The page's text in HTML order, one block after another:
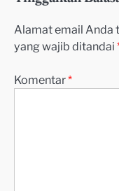
Alamat email Anda
yang wajib ditandai
Komentar*